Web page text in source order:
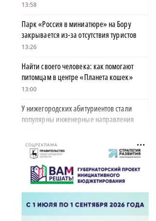
13:58
Парк «Россия в миниатюре» на Бору
закрывается из-за отсутствия туристов
13:26
Найти своего человека: как помогают
питомцам в центре «Планета кошек»
13:00
У нижегородских абитуриентов стали
популярны инженерные направления
Как помощь людям стала главным делом
жизни для нижегородской студентки
12:47
Объявлена программа празднования 805-
летия Нижнего Новгорода
11:56
СОЦРЕКЛАМА